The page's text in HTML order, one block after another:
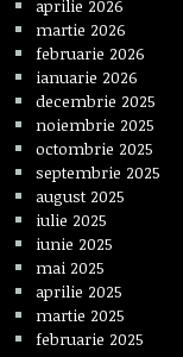
aprilie 2026
martie 2026
februarie 2026
ianuarie 2026
decembrie 2025
noiembrie 2025
octombrie 2025
septembrie 2025
august 2025
iulie 2025
iunie 2025
mai 2025
aprilie 2025
martie 2025
februarie 2025